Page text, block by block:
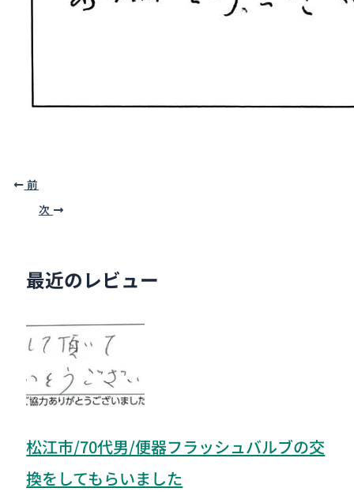
前
次
最近のレビュー
松江市/70代男/便器フラッシュバルブの交
換をしてもらいました